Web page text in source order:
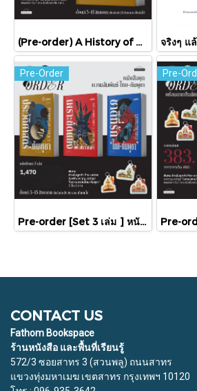
(Pre-order) A History of Cambodia ประวัติศาสตร์กัมพูชา (ฉบับปรับปรุงใหม่) / David Chandler / มติชน
Pre-Order
Pre-order [Set 3 เล่ม ] หนังสือชุดความสัมพันธ์ "ไทย-กัมพูชา" / มติชน
Pre-
CONTACT US
Fathom Bookspace
ร้านหนังสือ และพื้นที่เรียนรู้
572/3 ซอยสาทร 3 (สวนพลู) ถนนสาทร
แขวงทุ่งมหาเมฆ เขตสาทร กรุงเทพฯ 10120